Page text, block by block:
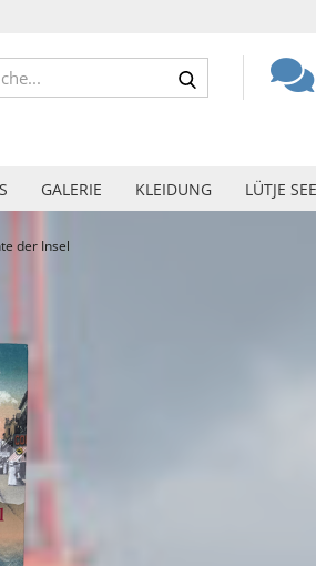
GALERIE KLEIDUNG LÜTJE
der Insel